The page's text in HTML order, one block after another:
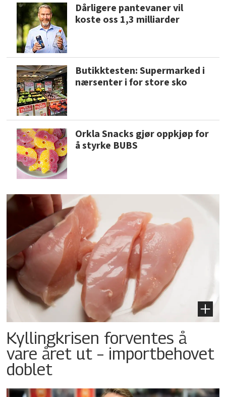
Dårligere pantevaner vil
koste oss 1,3 milliarder
Butikktesten: Supermarked i
nærsenter i for store sko
Orkla Snacks gjør oppkjøp for
å styrke BUBS
Kyllingkrisen forventes å
vare året ut – importbehovet
doblet